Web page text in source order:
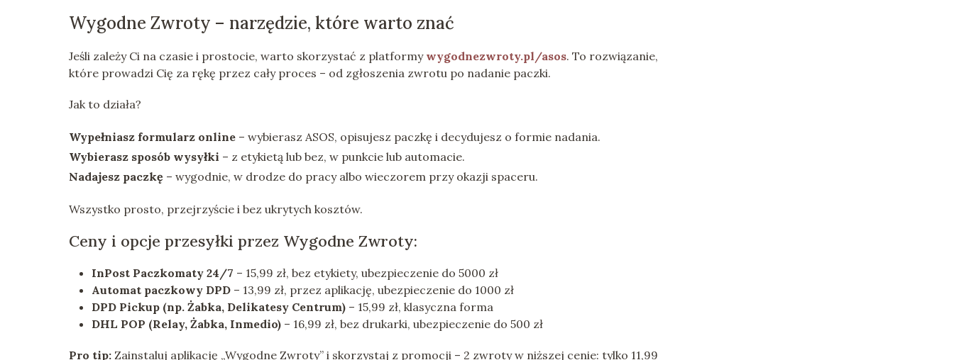
Wygodne Zwroty – narzędzie, które warto znać
Jeśli zależy Ci na czasie i prostocie, warto skorzystać z platformy wygodnezwroty.pl/asos. To rozwiązanie,
które prowadzi Cię za rękę przez cały proces – od zgłoszenia zwrotu po nadanie paczki.
Jak to działa?
Wypełniasz formularz online – wybierasz ASOS, opisujesz paczkę i decydujesz o formie nadania.
Wybierasz sposób wysyłki – z etykietą lub bez, w punkcie lub automacie.
Nadajesz paczkę – wygodnie, w drodze do pracy albo wieczorem przy okazji spaceru.
Wszystko prosto, przejrzyście i bez ukrytych kosztów.
Ceny i opcje przesyłki przez Wygodne Zwroty:
InPost Paczkomaty 24/7 – 15,99 zł, bez etykiety, ubezpieczenie do 5000 zł
Automat paczkowy DPD – 13,99 zł, przez aplikację, ubezpieczenie do 1000 zł
DPD Pickup (np. Żabka, Delikatesy Centrum) – 15,99 zł, klasyczna forma
DHL POP (Relay, Żabka, Inmedio) – 16,99 zł, bez drukarki, ubezpieczenie do 500 zł
Pro tip: Zainstaluj aplikację „Wygodne Zwroty” i skorzystaj z promocji – 2 zwroty w niższej cenie: tylko 11,99